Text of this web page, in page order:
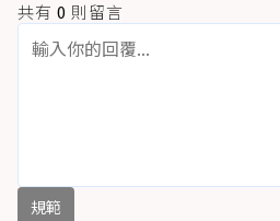
共有 0 則留言
規範